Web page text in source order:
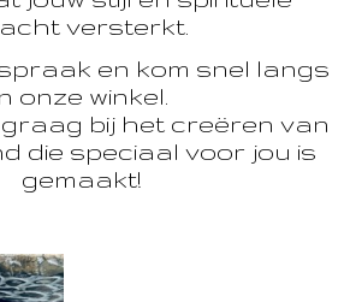
versterkt.
en kom snel langs
onze winkel.
graag bij het creëren van
die speciaal voor jou is
gemaakt!